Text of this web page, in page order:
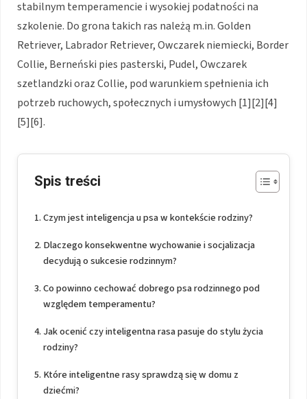
stabilnym temperamencie i wysokiej podatności na
szkolenie. Do grona takich ras należą m.in. Golden
Retriever, Labrador Retriever, Owczarek niemiecki, Border
Collie, Berneński pies pasterski, Pudel, Owczarek
szetlandzki oraz Collie, pod warunkiem spełnienia ich
potrzeb ruchowych, społecznych i umysłowych [1][2][4]
[5][6].
Spis treści
Czym jest inteligencja u psa w kontekście rodziny?
Dlaczego konsekwentne wychowanie i socjalizacja
decydują o sukcesie rodzinnym?
Co powinno cechować dobrego psa rodzinnego pod
względem temperamentu?
Jak ocenić czy inteligentna rasa pasuje do stylu życia
rodziny?
Które inteligentne rasy sprawdzą się w domu z
dziećmi?